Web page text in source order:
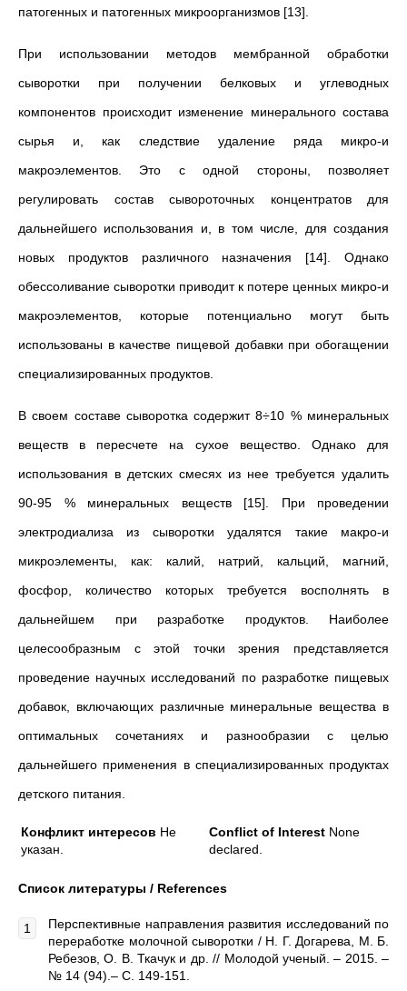
патогенных и патогенных микроорганизмов [13].
При использовании методов мембранной обработки
сыворотки при получении белковых и углеводных
компонентов происходит изменение минерального состава
сырья и, как следствие удаление ряда микро-и
макроэлементов. Это с одной стороны, позволяет
регулировать состав сывороточных концентратов для
дальнейшего использования и, в том числе, для создания
новых продуктов различного назначения [14]. Однако
обессоливание сыворотки приводит к потере ценных микро-и
макроэлементов, которые потенциально могут быть
использованы в качестве пищевой добавки при обогащении
специализированных продуктов.
В своем составе сыворотка содержит 8÷10 % минеральных
веществ в пересчете на сухое вещество. Однако для
использования в детских смесях из нее требуется удалить
90-95 % минеральных веществ [15]. При проведении
электродиализа из сыворотки удалятся такие макро-и
микроэлементы, как: калий, натрий, кальций, магний,
фосфор, количество которых требуется восполнять в
дальнейшем при разработке продуктов. Наиболее
целесообразным с этой точки зрения представляется
проведение научных исследований по разработке пищевых
добавок, включающих различные минеральные вещества в
оптимальных сочетаниях и разнообразии с целью
дальнейшего применения в специализированных продуктах
детского питания.
Конфликт интересов Не
указан.
Conflict of Interest None
declared.
Список литературы / References
Перспективные направления развития исследований по
переработке молочной сыворотки / Н. Г. Догарева, М. Б.
Ребезов, О. В. Ткачук и др. // Молодой ученый. – 2015. –
№ 14 (94).– С. 149-151.